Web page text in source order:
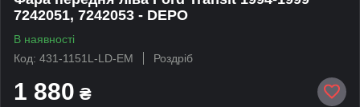
7242051, 7242053 - DEPO
В наявності
Код: 431-1151L-LD-EM
Роздріб
1 880 ₴